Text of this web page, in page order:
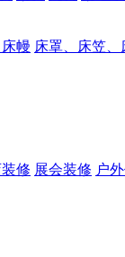
幔 床罩、床笠、
修 展会装修 户